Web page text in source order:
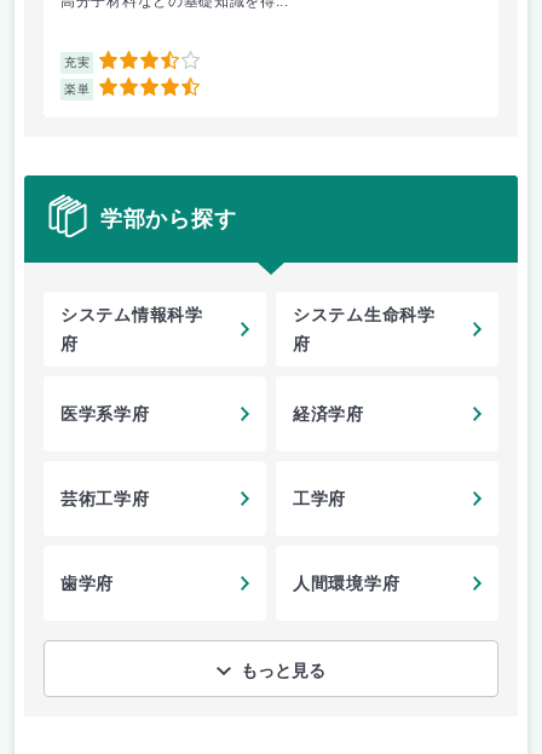
充実 3.5
楽単 4.5
学部から探す
システム情報科学
府
システム生命科学
府
医学系学府 経済学府
芸術工学府 工学府
歯学府 人間環境学府
もっと見る